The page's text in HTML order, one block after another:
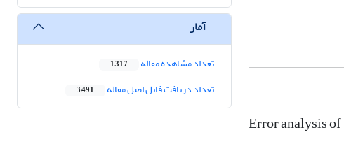
Error analysis
آمار
تعداد مشاهده مقاله 1,317
تعداد دریافت فایل اصل مقاله 3,491